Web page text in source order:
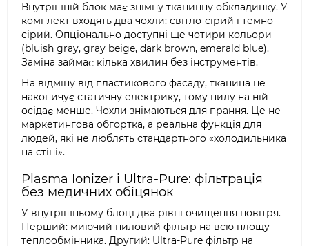
Внутрішній блок має знімну тканинну обкладинку. У
комплект входять два чохли: світло-сірий і темно-
сірий. Опціонально доступні ще чотири кольори
(bluish gray, gray beige, dark brown, emerald blue).
Заміна займає кілька хвилин без інструментів.
На відміну від пластикового фасаду, тканина не
накопичує статичну електрику, тому пилу на ній
осідає менше. Чохли знімаються для прання. Це не
маркетингова обгортка, а реальна функція для
людей, які не люблять стандартного «холодильника
на стіні».
Plasma Ionizer і Ultra-Pure: фільтрація
без медичних обіцянок
У внутрішньому блоці два рівні очищення повітря.
Перший: миючий пиловий фільтр на всю площу
теплообмінника. Другий: Ultra-Pure фільтр на